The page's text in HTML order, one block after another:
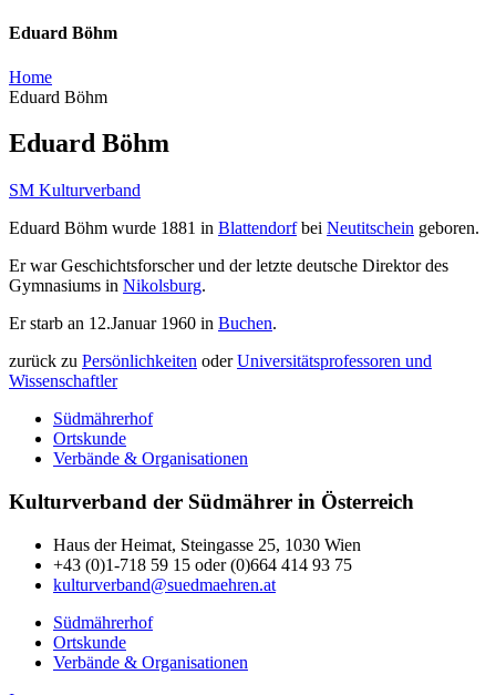
Eduard Böhm
Home
Eduard Böhm
Eduard Böhm
SM Kulturverband
Eduard Böhm wurde 1881 in Blattendorfbei Neutitschein geboren.
Er war Geschichtsforscher und der letzte deutsche Direktor des
Gymnasiums in Nikolsburg.
Er starb an 12.Januar 1960 in Buchen.
zurück zu Persönlichkeiten oderUniversitätsprofessoren und
Wissenschaftler
Südmährerhof
Ortskunde
Verbände & Organisationen
Kulturverband der Südmährer in Österreich
Haus der Heimat, Steingasse 25, 1030 Wien
+43 (0)1-718 59 15 oder (0)664 414 93 75
kulturverband@suedmaehren.at
Südmährerhof
Ortskunde
Verbände & Organisationen